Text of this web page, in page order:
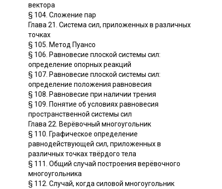
вектора
§ 104. Сложение пар
Глава 21. Система сил, приложенных в различных
точках
§ 105. Метод Пуансо
§ 106. Равновесие плоской системы сил:
определение опорных реакций
§ 107. Равновесие плоской системы сил:
определение положения равновесия
§ 108. Равновесие при наличии трения
§ 109. Понятие об условиях равновесия
пространственной системы сил
Глава 22. Верёвочный многоугольник
§ 110. Графическое определение
равнодействующей сил, приложенных в
различных точках твёрдого тела
§ 111. Общий случай построения верёвочного
многоугольника
§ 112. Случай, когда силовой многоугольник